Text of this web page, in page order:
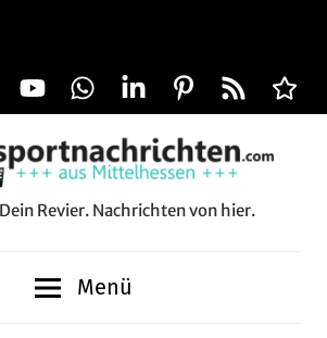
YouTubeWhatsAppLinkedInPinterest
RSS-
Feed
Alle
Revier. Nachrichten von hier.
Menü